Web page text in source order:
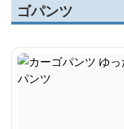
ゴパンツ